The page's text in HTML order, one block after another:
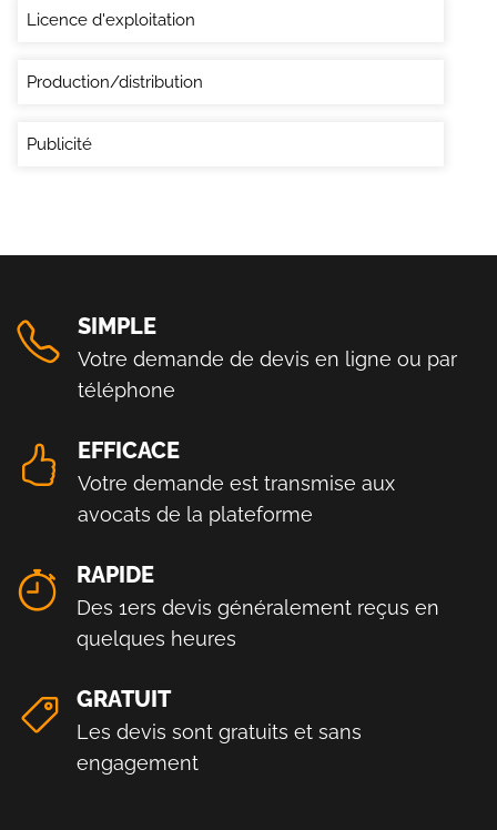
Licence d'exploitation
Production/distribution
Publicité
SIMPLE
Votre demande de devis en ligne ou par
téléphone
EFFICACE
Votre demande est transmise aux
avocats de la plateforme
RAPIDE
Des 1ers devis généralement reçus en
quelques heures
GRATUIT
Les devis sont gratuits et sans
engagement